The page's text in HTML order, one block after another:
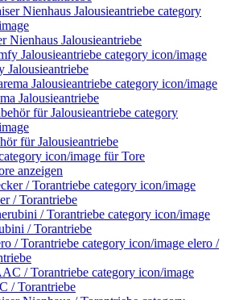
Nienhaus Jalousieantriebe
Jalousieantriebe
Jalousieantriebe
für Jalousieantriebe
für Tore
anzeigen
/ Torantriebe
/ Torantriebe
elero /
/ Torantriebe